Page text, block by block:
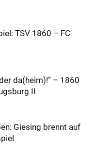
TSV 1860 – FC
da(heim)!” – 1860
II
Giesing brennt auf